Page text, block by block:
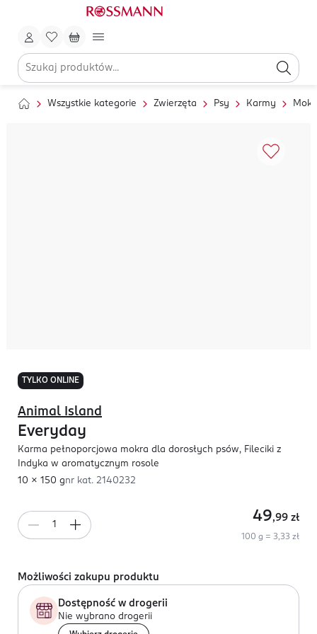
Wszystkie kategorie Zwierzęta Psy Karmy
TYLKO ONLINE
Animal Island
Everyday
Karma pełnoporcjowa mokra dla dorosłych psów, Fileciki z
Indyka w aromatycznym rosole
10 x 150 gnr kat. 2140232
49,99 zł
100 g = 3,33 zł
Możliwości zakupu produktu
Dostępność w drogerii
Nie wybrano drogerii